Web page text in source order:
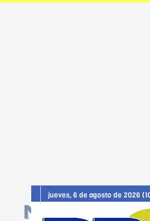
jueves, 6 de agosto de 2026